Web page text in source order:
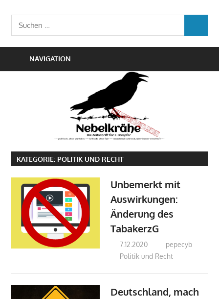
Inhalt
springen
Die
Zeitschrift
Suchen
nach:
NAVIGATION
KATEGORIE: POLITIK UND RECHT
Unbemerkt mit
Auswirkungen:
Änderung des
TabakerzG
7.12.2020
pepecyb
Politik und Recht
Deutschland, mach